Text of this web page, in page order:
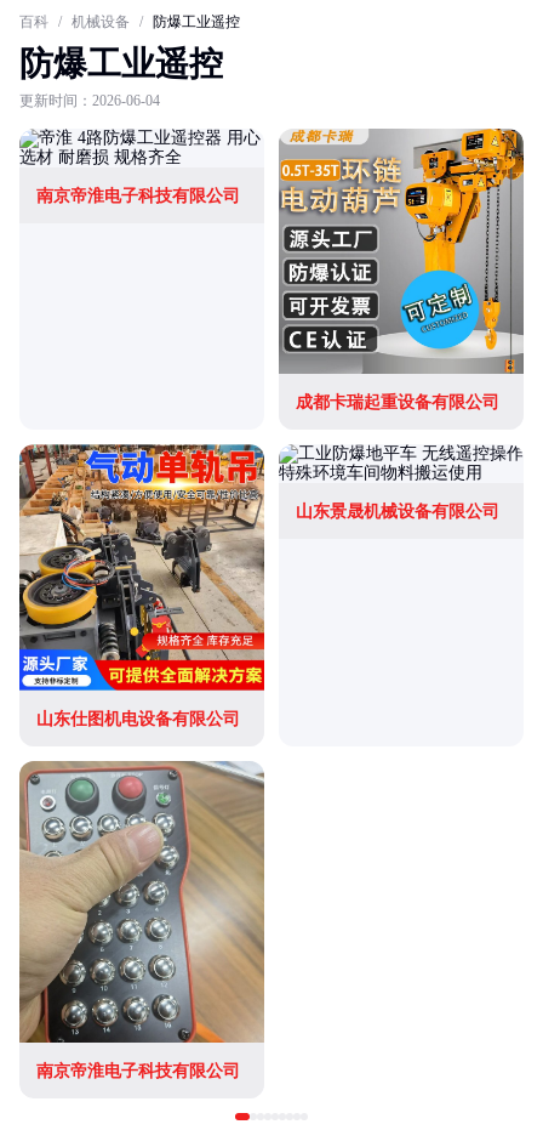
百科 / 机械设备 / 防爆工业遥控
防爆工业遥控
更新时间：2026-06-04
南京帝淮电子科技有限公司
成都卡瑞起重设备有限公司
山东仕图机电设备有限公司
山东景晟机械设备有限公司
南京帝淮电子科技有限公司